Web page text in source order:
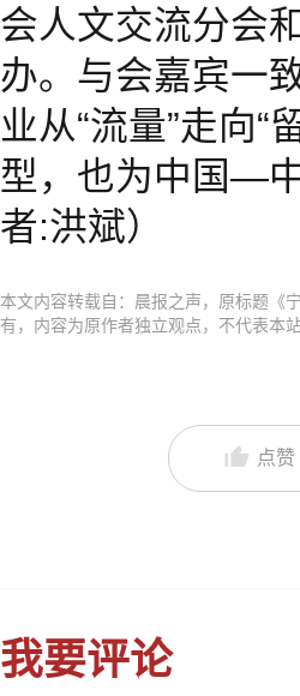
会人文交流分会
办。与会嘉宾一
业从“流量”走向“
型，也为中国—
者:洪斌）
本文内容转载自：晨报之声，原标题《
有，内容为原作者独立观点，不代表本
点赞
我要评论